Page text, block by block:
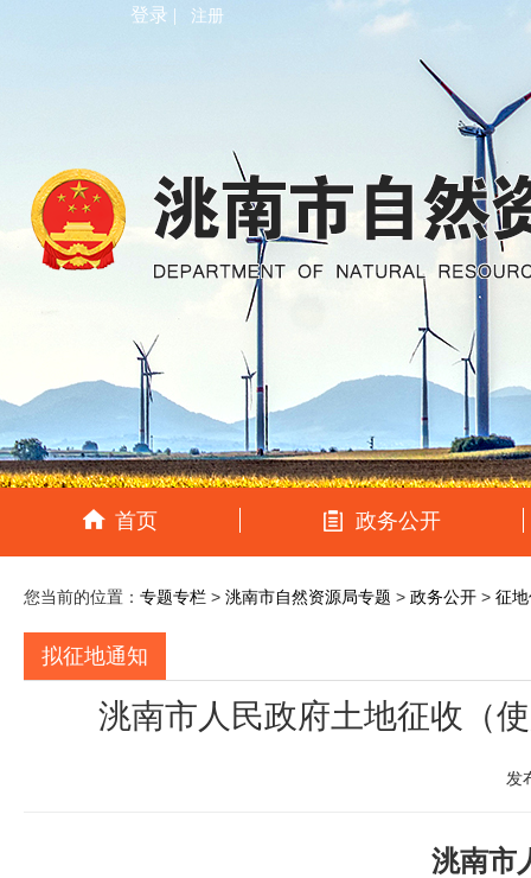
登录 | 注册
首页 政务公开
您当前的位置： 专题专栏 > 洮南市自然资源局专题 > 政务公开 > 征
拟征地通知
洮南市人民政府土地征收（
发
洮南市